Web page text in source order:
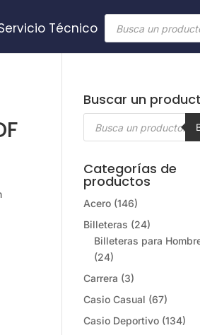
Técnico
Búsqueda
de
productos
Buscar un
Búsqueda
Categorías de
productos
Acero (146)
Billeteras (24)
Billeteras para
(24)
Carrera (3)
Casio Casual (67)
Casio Deportivo (134)